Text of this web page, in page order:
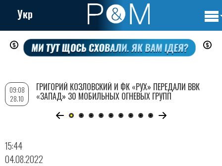
Перейти
содержанию
Укр
15:44
04.08.2022
09:08
28.10
ГРИГОРИЙ КОЗЛОВСКИЙ И ФК «РУХ» ПЕРЕДАЛИ ВВК
«ЗАПАД» 30 МОБИЛЬНЫХ ОГНЕВЫХ ГРУПП